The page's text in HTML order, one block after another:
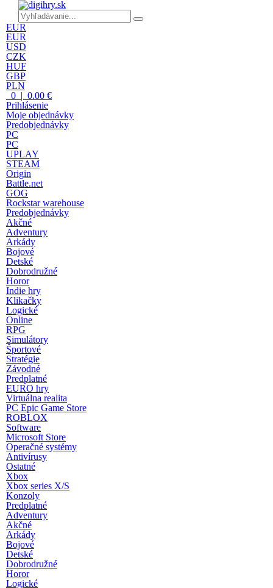
EUR
EUR
USD
CZK
HUF
GBP
PLN
0 | 0.00 €
Prihlásenie
Moje objednávky
Predobjednávky
PC
PC
UPLAY
STEAM
Origin
Battle.net
GOG
Rockstar warehouse
Predobjednávky
Akčné
Adventury
Arkády
Bojové
Detské
Dobrodružné
Horor
Indie hry
Klikačky
Logické
Online
RPG
Simulátory
Športové
Stratégie
Závodné
Predplatné
EURO hry
Virtuálna realita
PC Epic Game Store
ROBLOX
Software
Microsoft Store
Operačné systémy
Antivírusy
Ostatné
Xbox
Xbox series X/S
Konzoly
Predplatné
Adventury
Akčné
Arkády
Bojové
Detské
Dobrodružné
Horor
Logické